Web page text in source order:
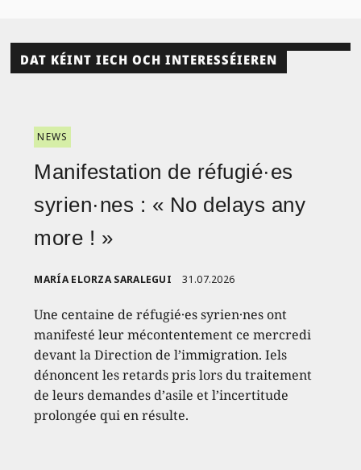
DAT KÉINT IECH OCH INTERESSÉIEREN
NEWS
Manifestation de réfugié·es
syrien·nes : « No delays any
more ! »
MARÍA ELORZA SARALEGUI 31.07.2026
Une centaine de réfugié·es syrien·nes ont
manifesté leur mécontentement ce mercredi
devant la Direction de l’immigration. Iels
dénoncent les retards pris lors du traitement
de leurs demandes d’asile et l’incertitude
prolongée qui en résulte.